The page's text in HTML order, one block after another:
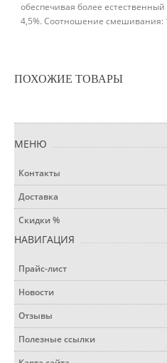
обеспечивая более
4,5%. Соотношение смешивания:
ПОХОЖИЕ ТОВАРЫ
МЕНЮ
Контакты
Доставка
Скидки %
НАВИГАЦИЯ
Прайс-лист
Новости
Отзывы
Полезные ссылки